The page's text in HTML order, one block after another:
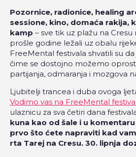
Pozornice, radionice, healing
sessione, kino, domaća rakija,
kamp – sve tik uz plažu na Cresu
prošle godine ležali uz obalu
FreeMental festivala shvatili su
čime se dostojno možemo
partijanja, odmaranja i mozgova
Ljubitelji trancea i duba ovoga
Vodimo vas na FreeMental
ulaznicu za sva četiri dana
kuna kao od šale i u
prvo što ćete napraviti kad
rta Tarej na Cresu. 30. lipnja